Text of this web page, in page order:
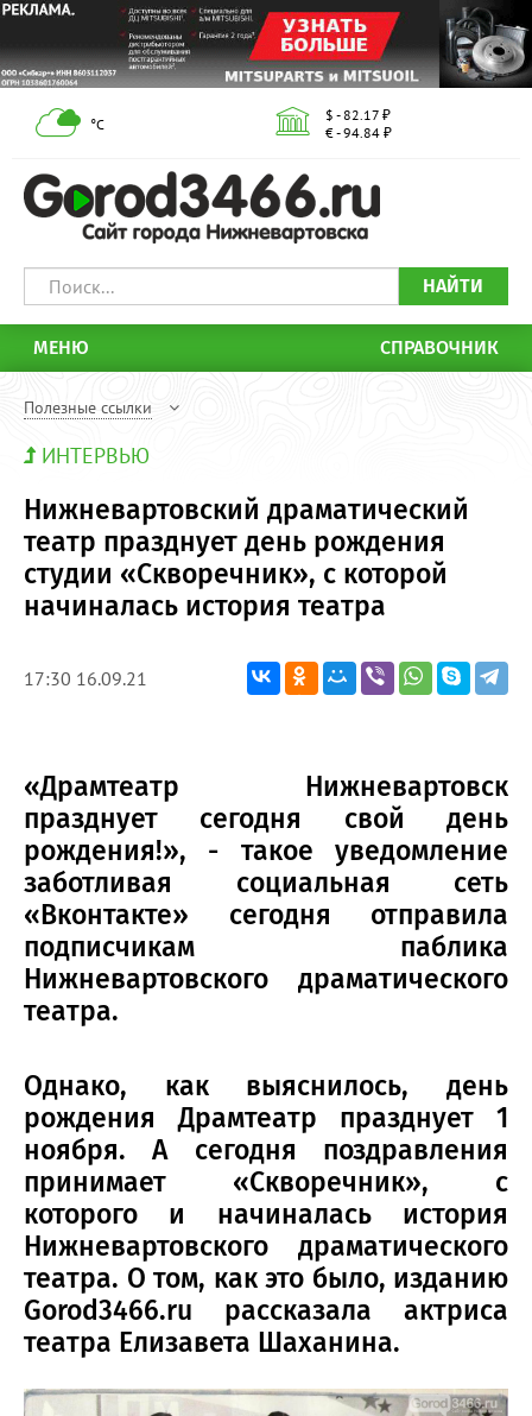
°С
$ - 82.17 ₽
€ - 94.84 ₽
НАЙТИ
МЕНЮ СПРАВОЧНИК
Полезные ссылки
ИНТЕРВЬЮ
Нижневартовский драматический
театр празднует день рождения
студии «Скворечник», с которой
начиналась история театра
17:30 16.09.21
«Драмтеатр Нижневартовск
празднует сегодня свой день
рождения!», - такое уведомление
заботливая социальная сеть
«Вконтакте» сегодня отправила
подписчикам паблика
Нижневартовского драматического
театра.
Однако, как выяснилось, день
рождения Драмтеатр празднует 1
ноября. А сегодня поздравления
принимает «Скворечник», с
которого и начиналась история
Нижневартовского драматического
театра. О том, как это было, изданию
Gorod3466.ru рассказала актриса
театра Елизавета Шаханина.